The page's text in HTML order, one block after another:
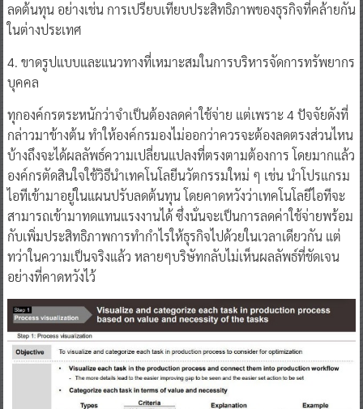
ลดต้นทุน อย่างเช่น การเปรียบเทียบประสิทธิภาพของธุรกิจที่คล้ายกัน
ในต่างประเทศ
4. ขาดรูปแบบและแนวทางที่เหมาะสมในการบริหารจัดการทรัพยากร
บุคคล
ทุกองค์กรตระหนักว่าจำเป็นต้องลดค่าใช้จ่าย แต่เพราะ 4 ปัจจัยดังที่
กล่าวมาข้างต้น ทำให้องค์กรมองไม่ออกว่าควรจะต้องลดตรงส่วนไหน
บ้างถึงจะได้ผลลัพธ์ความเปลี่ยนแปลงที่ตรงตามต้องการ โดยมากแล้ว
องค์กรตัดสินใจใช้วิธีนำเทคโนโลยีนวัตกรรมใหม่ ๆ เช่น นำโปรแกรม
ไอทีเข้ามาอยู่ในแผนปรับลดต้นทุน โดยคาดหวังว่าเทคโนโลยีไอทีจะ
สามารถเข้ามาทดแทนแรงงานได้ ซึ่งนั่นจะเป็นการลดค่าใช้จ่ายพร้อม
กับเพิ่มประสิทธิภาพการทำกำไรให้ธุรกิจไปด้วยในเวลาเดียวกัน แต่
ทว่าในความเป็นจริงแล้ว หลายๆบริษัทกลับไม่เห็นผลลัพธ์ที่ชัดเจน
อย่างที่คาดหวังไว้